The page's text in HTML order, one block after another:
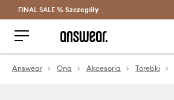
Oszczędzaj z Answear Club >
FINAL SALE % Szczegóły
Answear Ona Akcesoria Torebki